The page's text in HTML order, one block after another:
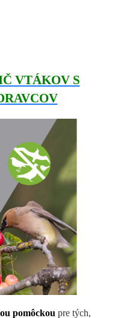
VTÁKOV S
pomôckou pre tých,